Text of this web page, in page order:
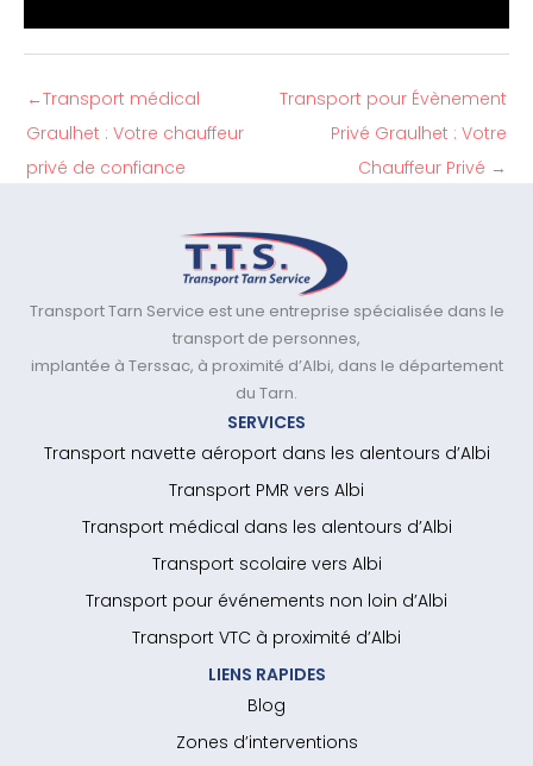
←Transport médical
Graulhet : Votre chauffeur
privé de confiance
Transport pour Évènement
Privé Graulhet : Votre
Chauffeur Privé →
Transport Tarn Service est une entreprise spécialisée dans le
transport de personnes,
implantée à Terssac, à proximité d’Albi, dans le département
du Tarn.
SERVICES
Transport navette aéroport dans les alentours d’Albi
Transport PMR vers Albi
Transport médical dans les alentours d’Albi
Transport scolaire vers Albi
Transport pour événements non loin d’Albi
Transport VTC à proximité d’Albi
LIENS RAPIDES
Blog
Zones d’interventions